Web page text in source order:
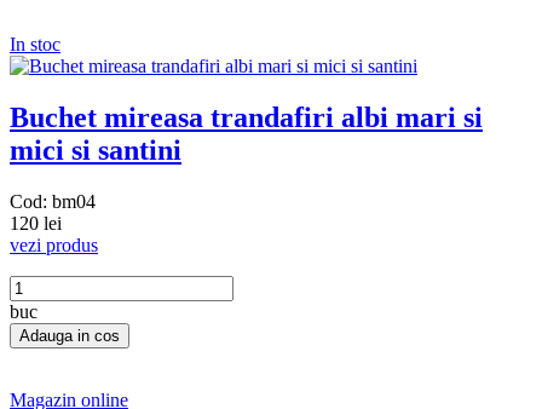
In stoc
Buchet mireasa trandafiri albi mari si
mici si santini
Cod: bm04
120 lei
vezi produs
buc
Magazin online